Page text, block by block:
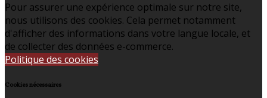
Pour assurer une expérience optimale sur notre site,
nous utilisons des cookies. Cela permet notamment
d'afficher des informations dans votre langue locale, et
de collecter des données e-commerce.
Politique des cookies
Cookies nécessaires